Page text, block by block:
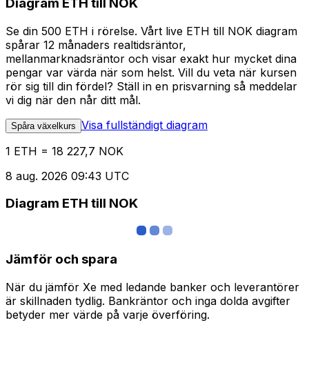
Se din 500 ETH i rörelse. Vårt live ETH till NOK diagram
spårar 12 månaders realtidsräntor,
mellanmarknadsräntor och visar exakt hur mycket dina
pengar var värda när som helst. Vill du veta när kursen
rör sig till din fördel? Ställ in en prisvarning så meddelar
vi dig när den når ditt mål.
Spåra växelkurs Visa fullständigt diagram
1 ETH = 18 227,7 NOK
8 aug. 2026 09:43 UTC
Diagram ETH till NOK
Jämför och spara
När du jämför Xe med ledande banker och leverantörer
är skillnaden tydlig. Bankräntor och inga dolda avgifter
betyder mer värde på varje överföring.